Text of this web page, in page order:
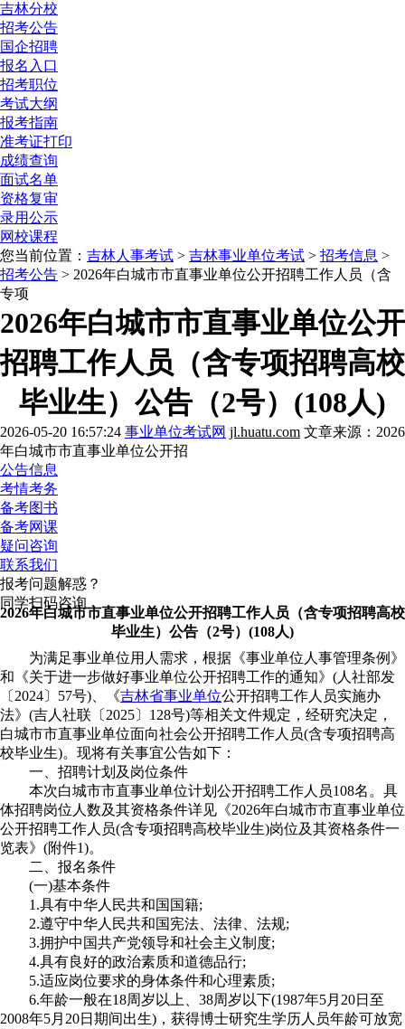
吉林分校
招考公告
国企招聘
报名入口
招考职位
考试大纲
报考指南
准考证打印
成绩查询
面试名单
资格复审
录用公示
网校课程
您当前位置： 吉林人事考试 > 吉林事业单位考试 > 招考信息 >
招考公告 > 2026年白城市市直事业单位公开招聘工作人员（含
专项
2026年白城市市直事业单位公开
招聘工作人员（含专项招聘高校
毕业生）公告（2号）(108人)
2026-05-20 16:57:24 事业单位考试网 jl.huatu.com 文章来源：2026
年白城市市直事业单位公开招
公告信息
考情考务
备考图书
备考网课
疑问咨询
联系我们
报考问题解惑？
同学扫码咨询
2026年白城市市直事业单位公开招聘工作人员（含专项招聘高校
毕业生）公告（2号）(108人)
为满足事业单位用人需求，根据《事业单位人事管理条例》
和《关于进一步做好事业单位公开招聘工作的通知》(人社部发
〔2024〕57号)、《吉林省事业单位公开招聘工作人员实施办
法》(吉人社联〔2025〕128号)等相关文件规定，经研究决定，
白城市市直事业单位面向社会公开招聘工作人员(含专项招聘高
校毕业生)。现将有关事宜公告如下：
一、招聘计划及岗位条件
本次白城市市直事业单位计划公开招聘工作人员108名。具
体招聘岗位人数及其资格条件详见《2026年白城市市直事业单位
公开招聘工作人员(含专项招聘高校毕业生)岗位及其资格条件一
览表》(附件1)。
二、报名条件
(一)基本条件
1.具有中华人民共和国国籍;
2.遵守中华人民共和国宪法、法律、法规;
3.拥护中国共产党领导和社会主义制度;
4.具有良好的政治素质和道德品行;
5.适应岗位要求的身体条件和心理素质;
6.年龄一般在18周岁以上、38周岁以下(1987年5月20日至
2008年5月20日期间出生)，获得博士研究生学历人员年龄可放宽